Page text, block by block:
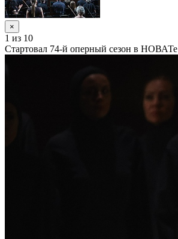
×
1 из 10
Стартовал 74-й оперный сезон в НОВАТе